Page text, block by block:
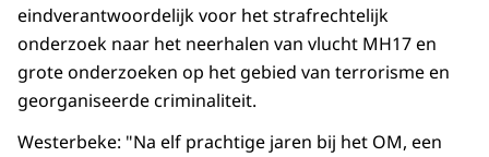
eindverantwoordelijk voor het strafrechtelijk
onderzoek naar het neerhalen van vlucht MH17 en
grote onderzoeken op het gebied van terrorisme en
georganiseerde criminaliteit.
Westerbeke: "Na elf prachtige jaren bij het OM, een